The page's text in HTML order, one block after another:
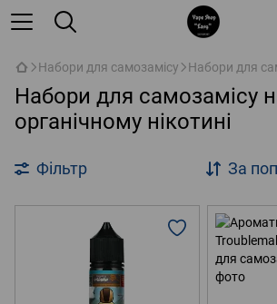
Набори для самозамісу Набори для
Набори для самозамісу
органічному нікотині
Фільтр За